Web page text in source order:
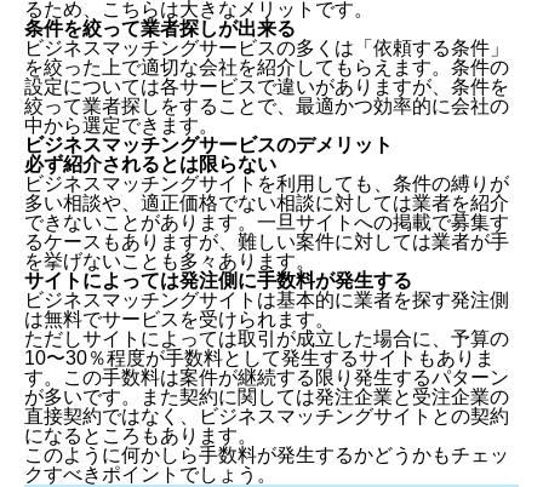
るため、こちらは大きなメリットです。
条件を絞って業者探しが出来る
ビジネスマッチングサービスの多くは「依頼する条件」
を絞った上で適切な会社を紹介してもらえます。条件の
設定については各サービスで違いがありますが、条件を
絞って業者探しをすることで、最適かつ効率的に会社の
中から選定できます。
ビジネスマッチングサービスのデメリット
必ず紹介されるとは限らない
ビジネスマッチングサイトを利用しても、条件の縛りが
多い相談や、適正価格でない相談に対しては業者を紹介
できないことがあります。一旦サイトへの掲載で募集す
るケースもありますが、難しい案件に対しては業者が手
を挙げないことも多々あります。
サイトによっては発注側に手数料が発生する
ビジネスマッチングサイトは基本的に業者を探す発注側
は無料でサービスを受けられます。
ただしサイトによっては取引が成立した場合に、予算の
10〜30％程度が手数料として発生するサイトもありま
す。この手数料は案件が継続する限り発生するパターン
が多いです。また契約に関しては発注企業と受注企業の
直接契約ではなく、ビジネスマッチングサイトとの契約
になるところもあります。
このように何かしら手数料が発生するかどうかもチェッ
クすべきポイントでしょう。